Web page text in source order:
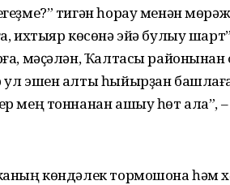
тигән һорау менән
ихтыяр көсөнә эйә булыу
мәҫәлән, Ҡалтасы
эшен алты һыйырҙан
мең тоннанан ашыу һөт ала”, –
көндәлек тормошона һәм